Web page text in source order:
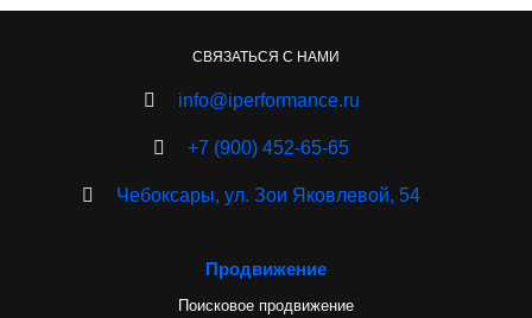
СВЯЗАТЬСЯ С НАМИ
info@iperformance.ru
+7 (900) 452-65-65
Чебоксары, ул. Зои Яковлевой, 54
Продвижение
Поисковое продвижение